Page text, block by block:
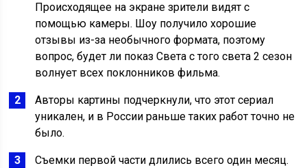
Происходящее на экране зрители видят с
помощью камеры. Шоу получило хорошие
отзывы из-за необычного формата, поэтому
вопрос, будет ли показ Света с того света 2 сезон
волнует всех поклонников фильма.
Авторы картины подчеркнули, что этот сериал
уникален, и в России раньше таких работ точно не
было.
Съемки первой части длились всего один месяц.